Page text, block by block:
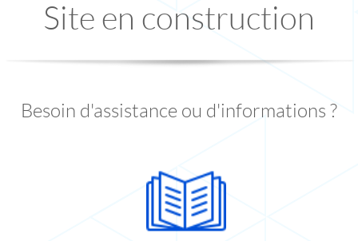
Site en construction
Besoin d'assistance ou d'informations ?